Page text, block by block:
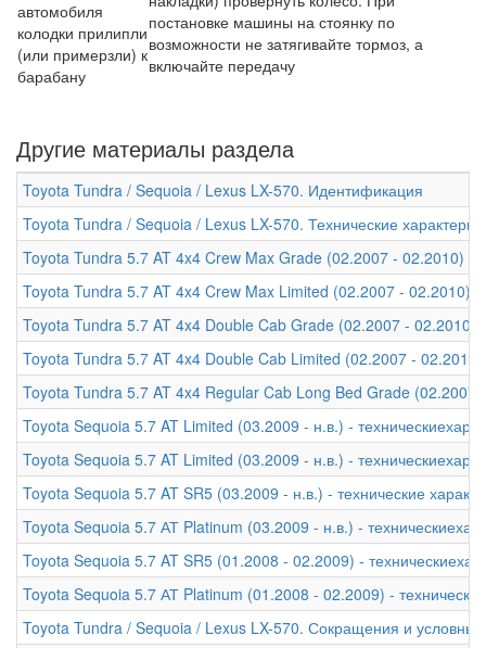
автомобиля
колодки прилипли
(или примерзли) к
барабану
постановке машины на стоянку по
возможности не затягивайте тормоз, а
включайте передачу
Другие материалы раздела
Toyota Tundra / Sequoia / Lexus LX-570. Идентификация
Toyota Tundra / Sequoia / Lexus LX-570. Технические
Toyota Tundra 5.7 AT 4x4 Crew Max Grade (02.2007 - 02.2010) -
Toyota Tundra 5.7 AT 4x4 Crew Max Limited (02.2007 - 02.2010) -
Toyota Tundra 5.7 AT 4x4 Double Cab Grade (02.2007 - 02.2010) -
Toyota Tundra 5.7 AT 4x4 Double Cab Limited (02.2007 - 02.2010)
Toyota Tundra 5.7 AT 4x4 Regular Cab Long Bed Grade (02.2007
Toyota Sequoia 5.7 AT Limited (03.2009 - н.в.) -
Toyota Sequoia 5.7 AT Limited (03.2009 - н.в.) -
Toyota Sequoia 5.7 AT SR5 (03.2009 - н.в.) - технические
Toyota Sequoia 5.7 АТ Platinum (03.2009 - н.в.) -
Toyota Sequoia 5.7 AT SR5 (01.2008 - 02.2009) -
Toyota Sequoia 5.7 АТ Platinum (01.2008 - 02.2009) -
Toyota Tundra / Sequoia / Lexus LX-570. Сокращения и условные